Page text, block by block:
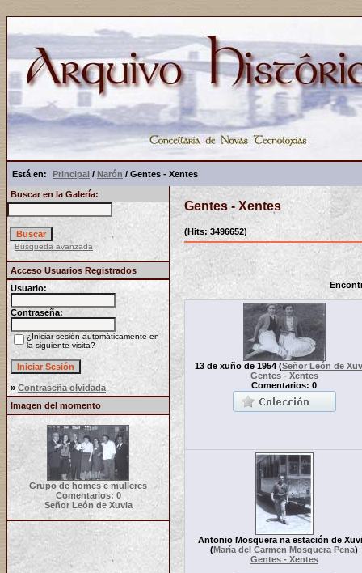
Está en: Principal / Narón / Gentes - Xentes
Buscar en la Galería:
Búsqueda avanzada
Acceso Usuarios Registrados
Usuario:
Contraseña:
¿Iniciar sesión automáticamente en
la siguiente visita?
» Contraseña olvidada
Imagen del momento
Grupo de homes e mulleres
Comentarios: 0
Señor León de Xuvia
Gentes - Xentes
(Hits: 3496652)
13 de xuño de 1954 (Señor León de
Gentes - Xentes
Comentarios: 0
Antonio Mosquera na estación de
(María del Carmen Mosquera Pena)
Gentes - Xentes